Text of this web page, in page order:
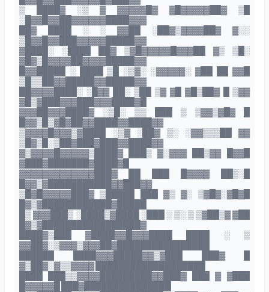
▒ ████▓ ░▒ ▓ ▓▓▓▓▓█▓ ▓█▓▓▓▓▓██▓ ▒█
░█▓▓█▓▓██▓▓▓▓▓▓████▓▓▓
██▓ ████ ░ ░ ▓▓██ ░██▓▒▓▓▓▓██▓ ▓░░
▒█▓▓█▓▓███▓▓▓▓▓█████▓▓
▓████░ ░████ ██▓ ▒▓█▓▓▓▓▓█▓▓▓██ ▓▒ ▒█░
▓█▓▒█▓▓▓▓██▓▓▓▓█████▓▓
█▓▓█████ ░ ████ ▒█ ░▒▓░ ░▓▓▓▓▓░ ▓██ ██ ▓▓█
▒█▒▒██▓▓█████▓▓█████▓▓
██▓▓▓▓████░ ░█▓▓ ██░ ▒██ ▒▓ ▓█ ▓█▒██▓ █ ▒▓▓
▓█▒▓███▓▓▓███▓▓▓████▓█
▓▓▓██▓▓▓████▓ ░▒█░ ▒▒ ███ ▒ ▒▓▓▒▓█▓ █
█▓▓▒█▒▓█▓██▓▓████▓▓████▓▓
▒▓▓▓▓█▓▓▓▒▓████ ░▒▓ ░██▓ ▒░ ░▓▓▒▒▒██ ▓▓
▒█▓▒█░▒██▓███▓███▓▓████▓▓
▓▒▓▓▓▓█▓▓▓▓▓▒████▓ ███▒ ▓░▓▓▓ ██▒▓▓ █▓▓█
▓███▓███████▓████▓█
▓▓▓▓▓▓▓▓▓▓▓▓▓███▓ ██ ███ █▓▓▓▓ ██▒░█
█▓▓▒▓███████████▓▓███▓▓
▒█▓█▓▓▓▓▓███▓ ▒█████ ███ ▓▒ ▓░ ▒▓█▓░▓█▓█
█▓▒▓████████████▓█████
█▒ ▓▓▓███▒ ░████▒▓████ ░███ ░ ▒░ ▒ ▒▓██▒▓ ▓██
█▓▒▓█████████████████▓
████▓▒███ ▓████▓▓█▓▓▓████ ████ ░ ▒
▓▓██▓░▒▓▓▓▒▓▓▓██▓████████████████
██████ ████▓▓▓█████▓▓▒▓███ ███▓ █
▓▒██▓░▓▒▒▓▓▓▓ ███████████████████
████ ███▒▒▓▓▓▓█████████▓▓███▓ ███ ▓ ▓███
█▓▓▓▓▓█ ███▓███████████████